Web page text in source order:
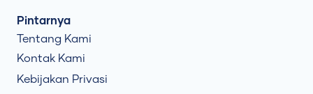
Pintarnya
Tentang Kami
Kontak Kami
Kebijakan Privasi